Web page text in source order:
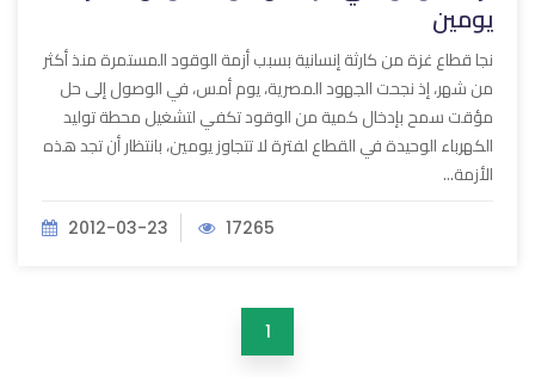
يومين
نجا قطاع غزة من كارثة إنسانية بسبب أزمة الوقود المستمرة منذ أكثر
من شهر، إذ نجحت الجهود المصرية، يوم أمس، في الوصول إلى حل
مؤقت سمح بإدخال كمية من الوقود تكفي لتشغيل محطة توليد
الكهرباء الوحيدة في القطاع لفترة لا تتجاوز يومين، بانتظار أن تجد هذه
الأزمة...
2012-03-23 17265
1